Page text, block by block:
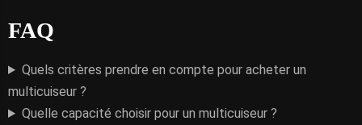
FAQ
Quels critères prendre en compte pour acheter un
multicuiseur ?
Quelle capacité choisir pour un multicuiseur ?